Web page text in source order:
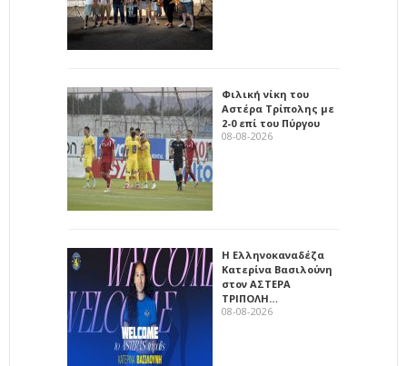
Φιλική νίκη του
Αστέρα Τρίπολης με
2-0 επί του Πύργου
08-08-2026
Η Ελληνοκαναδέζα
Κατερίνα Βασιλούνη
στον ΑΣΤΕΡΑ
ΤΡΙΠΟΛΗ…
08-08-2026